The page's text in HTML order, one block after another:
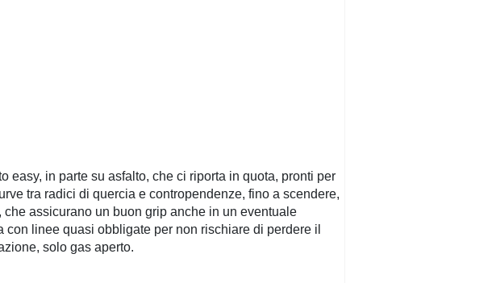
easy, in parte su asfalto, che ci riporta in quota, pronti per
tra radici di quercia e contropendenze, fino a scendere,
assicurano un buon grip anche in un eventuale
linee quasi obbligate per non rischiare di perdere il
solo gas aperto.